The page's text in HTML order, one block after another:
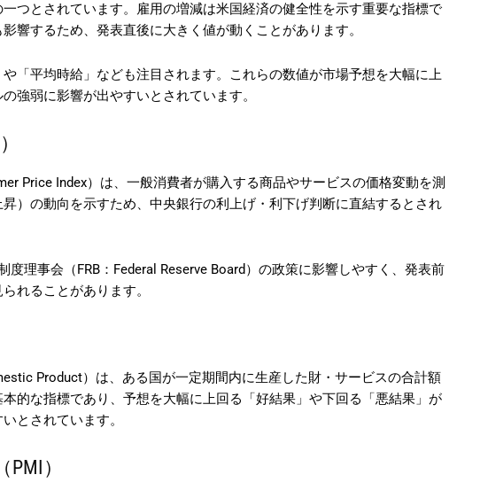
つとされています。雇用の増減は米国経済の健全性を示す重要な指標で
響するため、発表直後に大きく値が動くことがあります。
「平均時給」なども注目されます。これらの数値が市場予想を大幅に上
強弱に影響が出やすいとされています。
Price Index）は、一般消費者が購入する商品やサービスの価格変動を測
）の動向を示すため、中央銀行の利上げ・利下げ判断に直結するとされ
度理事会（FRB：Federal Reserve Board）の政策に影響しやすく、発表前
れることがあります。
Product）は、ある国が一定期間内に生産した財・サービスの合計額
的な指標であり、予想を大幅に上回る「好結果」や下回る「悪結果」が
とされています。
）